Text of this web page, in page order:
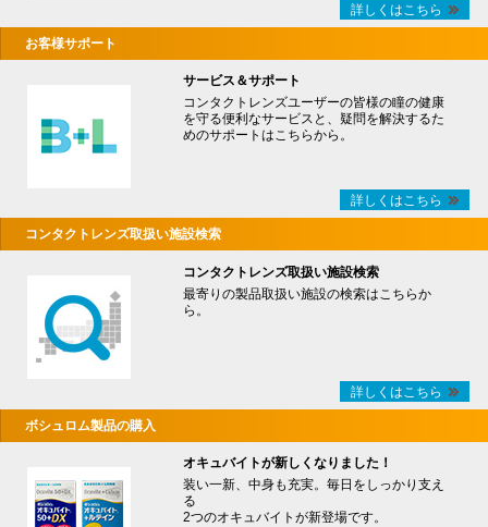
詳しくはこちら
お客様サポート
サービス＆サポート
コンタクトレンズユーザーの皆様の瞳の健康
を守る便利なサービスと、疑問を解決するた
めのサポートはこちらから。
詳しくはこちら
コンタクトレンズ取扱い施設検索
コンタクトレンズ取扱い施設検索
最寄りの製品取扱い施設の検索はこちらか
ら。
詳しくはこちら
ボシュロム製品の購入
オキュバイトが新しくなりました！
装い一新、中身も充実。毎日をしっかり支え
る
2つのオキュバイトが新登場です。